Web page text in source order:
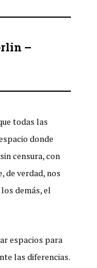
–
todas las
donde
censura, con
de verdad, nos
demás, el
espacios para
las diferencias.